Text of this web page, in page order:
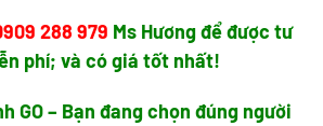
288 979 Ms Hương để được tư
phí; và có giá tốt nhất!
GO – Bạn đang chọn đúng người